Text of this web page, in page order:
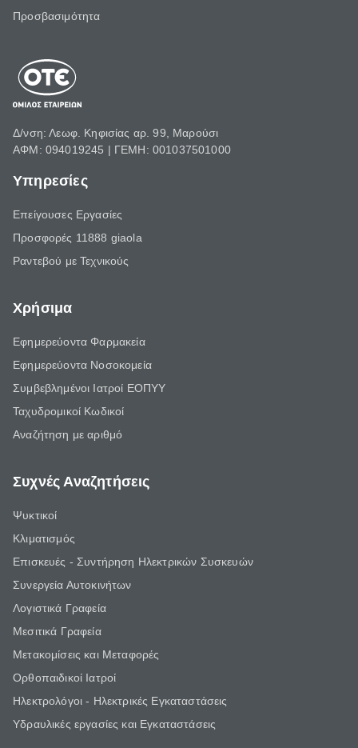
Προσβασιμότητα
Δ/νση: Λεωφ. Κηφισίας αρ. 99, Μαρούσι
ΑΦΜ: 094019245 | ΓΕΜΗ: 001037501000
Υπηρεσίες
Επείγουσες Εργασίες
Προσφορές 11888 giaola
Ραντεβού με Τεχνικούς
Χρήσιμα
Εφημερεύοντα Φαρμακεία
Εφημερεύοντα Νοσοκομεία
Συμβεβλημένοι Ιατροί ΕΟΠΥΥ
Ταχυδρομικοί Κωδικοί
Αναζήτηση με αριθμό
Συχνές Αναζητήσεις
Ψυκτικοί
Κλιματισμός
Επισκευές - Συντήρηση Ηλεκτρικών Συσκευών
Συνεργεία Αυτοκινήτων
Λογιστικά Γραφεία
Μεσιτικά Γραφεία
Μετακομίσεις και Μεταφορές
Ορθοπαιδικοί Ιατροί
Ηλεκτρολόγοι - Ηλεκτρικές Εγκαταστάσεις
Υδραυλικές εργασίες και Εγκαταστάσεις